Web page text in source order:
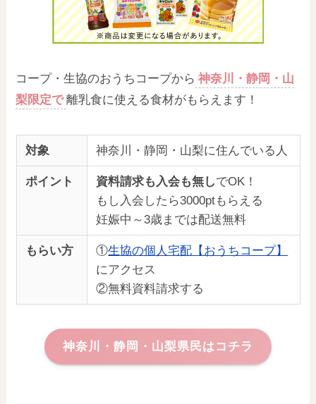
コープ・生協のおうちコープから 神奈川・静岡・山
梨限定で 離乳食に使える食材がもらえます！
対象 神奈川・静岡・山梨に住んでいる人
ポイント 資料請求も入会も無しでOK！
もし入会したら3000ptもらえる
妊娠中～3歳までは配送無料
もらい方 ①生協の個人宅配【おうちコープ】
にアクセス
②無料資料請求する
神奈川・静岡・山梨県民はコチラ